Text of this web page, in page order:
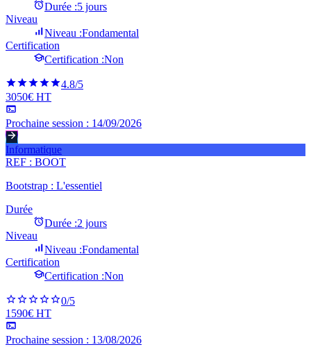
Durée :5 jours
Niveau
Niveau :Fondamental
Certification
Certification :Non
4.8/5
3050€ HT
Prochaine session : 14/09/2026
Informatique
REF : BOOT
Bootstrap : L'essentiel
Durée
Durée :2 jours
Niveau
Niveau :Fondamental
Certification
Certification :Non
0/5
1590€ HT
Prochaine session : 13/08/2026